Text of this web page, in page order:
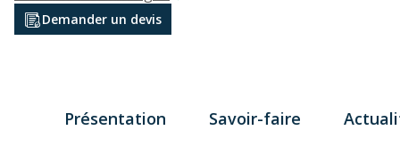
Demander un devis
Présentation Savoir-faire